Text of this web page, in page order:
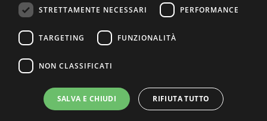
STRETTAMENTE NECESSARI PERFORMANCE
TARGETING FUNZIONALITÀ
NON CLASSIFICATI
SALVA E CHIUDI RIFIUTA TUTTO